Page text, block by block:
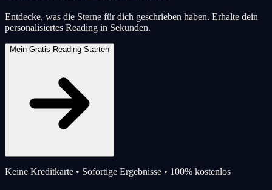
Entdecke, was die Sterne für dich geschrieben haben. Erhalte dein
personalisiertes Reading in Sekunden.
Mein Gratis-Reading Starten
Keine Kreditkarte • Sofortige Ergebnisse • 100% kostenlos